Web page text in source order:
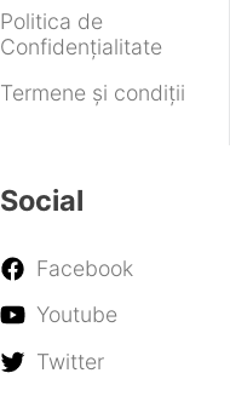
Politica de
Confidențialitate
Termene și condiții
Social
Facebook
Youtube
Twitter